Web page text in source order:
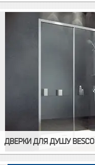
ДВЕРКИ ДЛЯ ДУШУ BESCO